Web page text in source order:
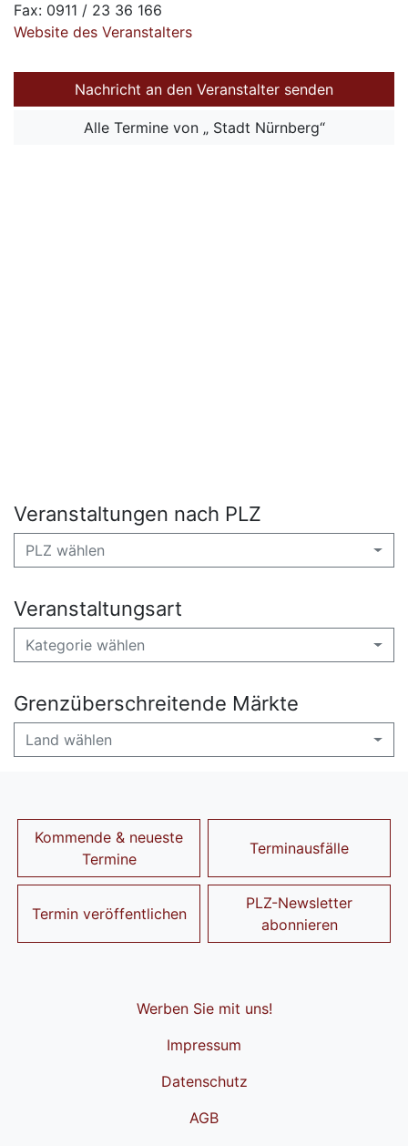
Fax: 0911 / 23 36 166
Website des Veranstalters
Nachricht an den Veranstalter senden
Alle Termine von „ Stadt Nürnberg“
Veranstaltungen nach PLZ
PLZ wählen
Veranstaltungsart
Kategorie wählen
Grenzüberschreitende Märkte
Land wählen
Kommende & neueste
Termine
Terminausfälle
Termin veröffentlichen
PLZ-Newsletter
abonnieren
Werben Sie mit uns!
Impressum
Datenschutz
AGB